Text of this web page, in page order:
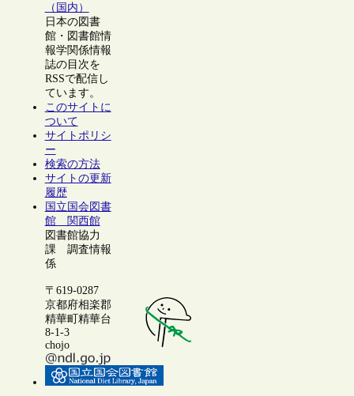
（国内）
日本の図書
館・図書館情
報学関係情報
誌の目次を
RSSで配信し
ています。
このサイトに
ついて
サイトポリシ
ー
検索の方法
サイトの更新
履歴
国立国会図書
館 関西館
図書館協力
課 調査情報
係
〒619-0287
京都府相楽郡
精華町精華台
8-1-3
chojo